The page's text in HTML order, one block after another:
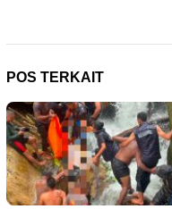
POS TERKAIT